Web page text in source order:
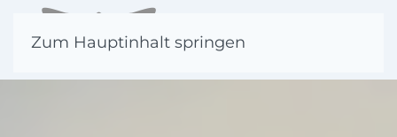
Zum Hauptinhalt springen